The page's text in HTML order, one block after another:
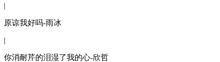
|
原谅我好吗-雨冰
|
你消耐芹的泪湿了我的心-欣哲